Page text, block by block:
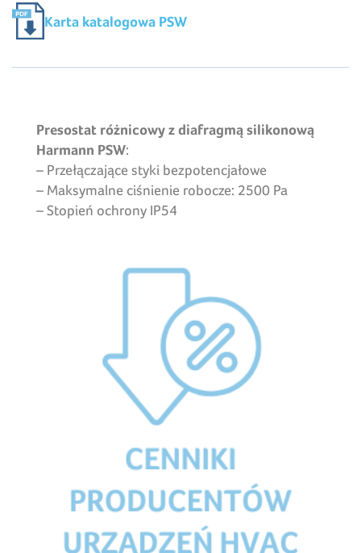
Karta katalogowa PSW
Presostat różnicowy z diafragmą silikonową
Harmann PSW:
– Przełączające styki bezpotencjałowe
– Maksymalne ciśnienie robocze: 2500 Pa
– Stopień ochrony IP54